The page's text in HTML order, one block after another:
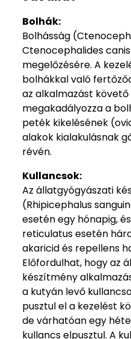
Bolhák:
Bolhásság
Ctenocephalides
megelőzésére. A
bolhákkal való
az alkalmazást
megakadályozza a
peték kikelésének
alakok kialakulásnak
révén.
Kullancsok:
Az állatgyógyászati
(Rhipicephalus
esetén egy hónapig,
reticulatus esetén
akaricid és repellens
Előfordulhat, hogy az
készítmény
a kutyán levő
pusztul el a kezelést
de várhatóan egy
kullancs elpusztul. A